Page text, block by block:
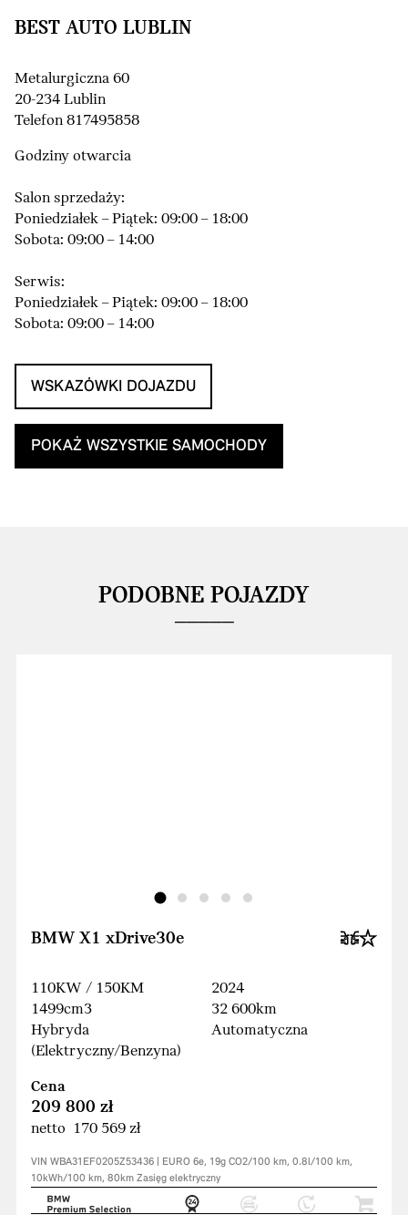
BEST AUTO LUBLIN
Metalurgiczna 60
20-234 Lublin
Telefon 817495858
Godziny otwarcia
Salon sprzedaży:
Poniedziałek – Piątek: 09:00 – 18:00
Sobota: 09:00 – 14:00
Serwis:
Poniedziałek – Piątek: 09:00 – 18:00
Sobota: 09:00 – 14:00
WSKAZÓWKI DOJAZDU
POKAŻ WSZYSTKIE SAMOCHODY
PODOBNE POJAZDY
BMW X1 xDrive30e
110KW / 150KM
1499cm3
Hybryda
(Elektryczny/Benzyna)
2024
32 600km
Automatyczna
Cena
209 800 zł
netto 170 569 zł
VIN WBA31EF0205Z53436 | EURO 6e, 19g CO2/100 km, 0.8l/100 km,
10kWh/100 km, 80km Zasięg elektryczny